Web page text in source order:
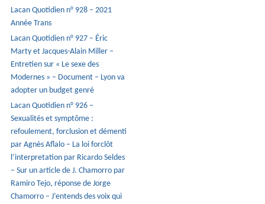
Lacan Quotidien n° 928 – 2021
Année Trans
Lacan Quotidien n° 927 – Éric
Marty et Jacques-Alain Miller –
Entretien sur « Le sexe des
Modernes » – Document – Lyon va
adopter un budget genré
Lacan Quotidien n° 926 –
Sexualités et symptôme :
refoulement, forclusion et démenti
par Agnès Aflalo – La loi forclôt
l’interpretation par Ricardo Seldes
– Sur un article de J. Chamorro par
Ramiro Tejo, réponse de Jorge
Chamorro – J’entends des voix qui